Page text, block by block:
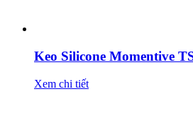
Keo Silicone Momentive
Xem chi tiết